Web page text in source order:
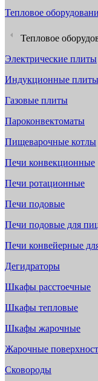
Тепловое
Тепловое
Электрические плиты
Индукционные плиты
Газовые плиты
Пароконвектоматы
Пищеварочные котлы
Печи конвекционные
Печи ротационные
Печи подовые
Печи подовые для
Печи конвейерные
Дегидраторы
Шкафы расстоечные
Шкафы тепловые
Шкафы жарочные
Жарочные
Сковороды